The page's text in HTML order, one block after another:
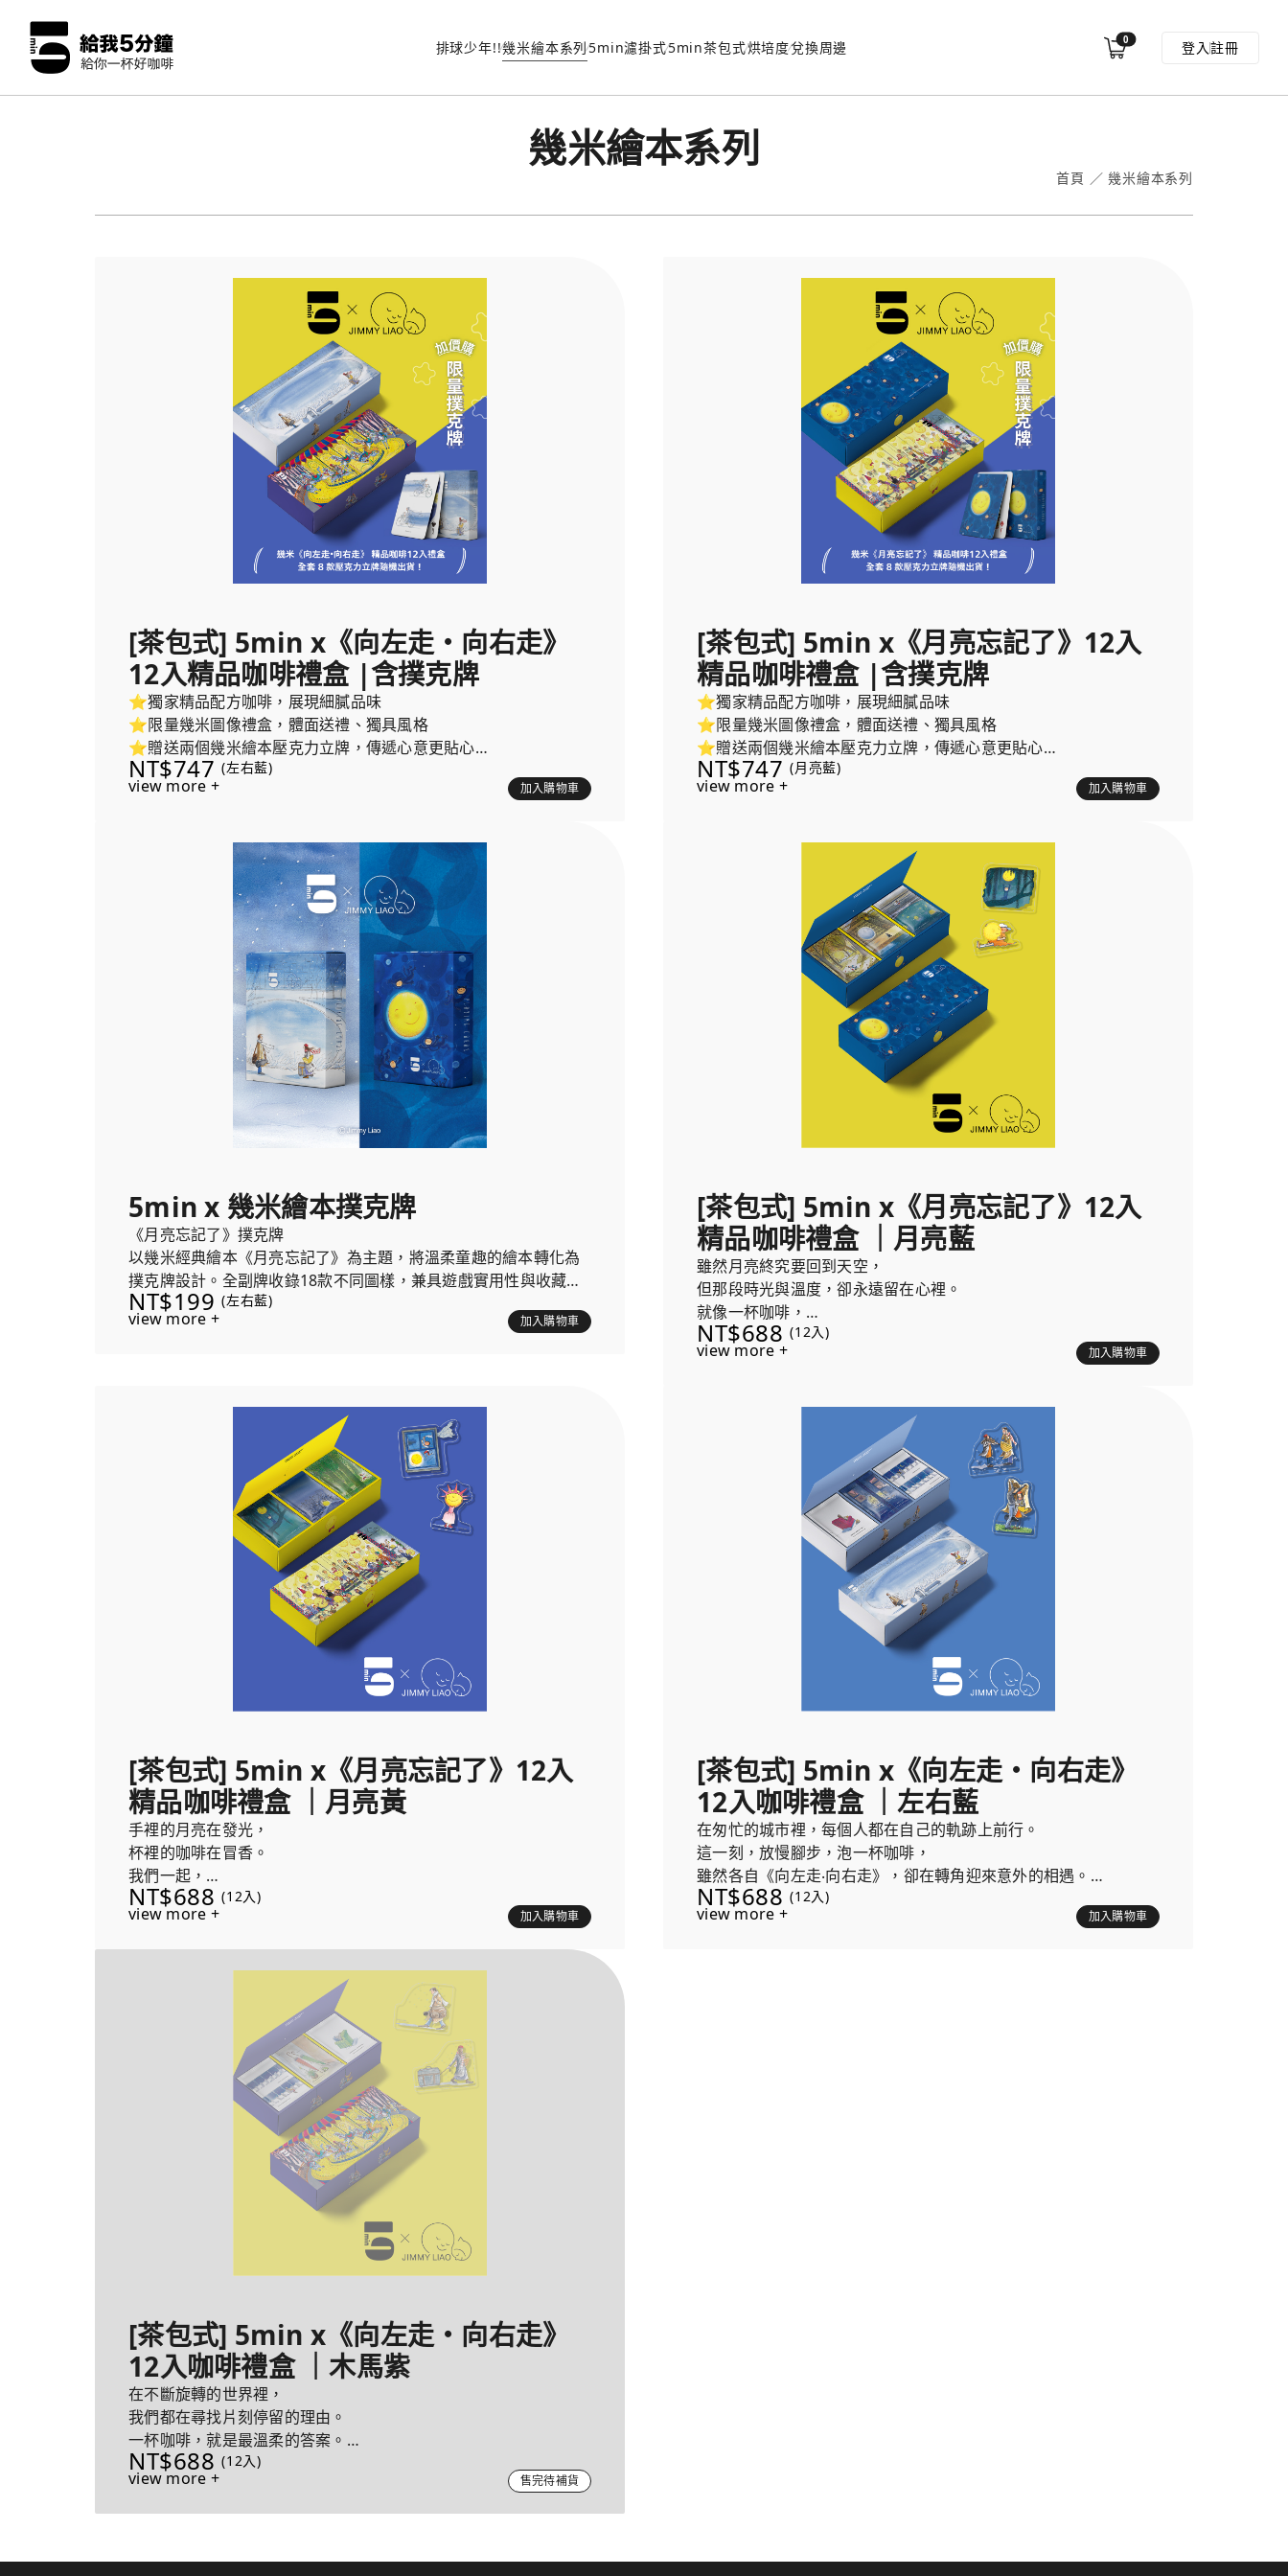
排球少年!!幾米繪本系列5min濾掛式5min茶包式烘培度兌換周邊 0 登入註冊
幾米繪本系列
首頁 ／幾米繪本系列
[茶包式] 5min x《向左走・向右走》
12入精品咖啡禮盒 |含撲克牌
⭐獨家精品配方咖啡，展現細膩品味
⭐限量幾米圖像禮盒，體面送禮、獨具風格
⭐贈送兩個幾米繪本壓克力立牌，傳遞心意更貼心
內容物包含：
2. 《向左走・向右走》撲克牌
NT$747 (左右藍)
view more + 加入購物車
[茶包式] 5min x《月亮忘記了》12入
精品咖啡禮盒 |含撲克牌
⭐獨家精品配方咖啡，展現細膩品味
⭐限量幾米圖像禮盒，體面送禮、獨具風格
⭐贈送兩個幾米繪本壓克力立牌，傳遞心意更貼心
內容物包含：
NT$747 (月亮藍)
view more + 加入購物車
5min x 幾米繪本撲克牌
《月亮忘記了》撲克牌
以幾米經典繪本《月亮忘記了》為主題，將溫柔童趣的繪本轉化為
撲克牌設計。全副牌收錄18款不同圖樣，兼具遊戲實用性與收藏價
值，適合送禮與日常使用。
NT$199 (左右藍)
view more + 加入購物車
[茶包式] 5min x《月亮忘記了》12入
精品咖啡禮盒 ｜月亮藍
雖然月亮終究要回到天空，
但那段時光與溫度，卻永遠留在心裡。
就像一杯咖啡，
入口時的溫暖稍縱即逝，
而咖啡的香氣，
每盒隨機贈送兩個《月亮忘記了》繪本壓克力立牌，陪您一起沈浸
NT$688 (12入)
view more + 加入購物車
[茶包式] 5min x《月亮忘記了》12入
精品咖啡禮盒 ｜月亮黃
手裡的月亮在發光，
杯裡的咖啡在冒香。
我們一起，
把夜晚點亮。
每盒隨機贈送兩個《月亮忘記了》繪本壓克力立牌，陪您一起沈浸
NT$688 (12入)
view more + 加入購物車
[茶包式] 5min x《向左走・向右走》
12入咖啡禮盒 ｜左右藍
在匆忙的城市裡，每個人都在自己的軌跡上前行。
這一刻，放慢腳步，泡一杯咖啡，
雖然各自《向左走‧向右走》，卻在轉角迎來意外的相遇。
這份香氣，為生活留下溫柔的交會。
NT$688 (12入)
view more + 加入購物車
[茶包式] 5min x《向左走・向右走》
12入咖啡禮盒 ｜木馬紫
在不斷旋轉的世界裡，
我們都在尋找片刻停留的理由。
一杯咖啡，就是最溫柔的答案。
每盒隨機贈送兩個《向左走‧向右走》繪本壓克力立牌，陪您一起沈
浸咖啡溫暖時光
NT$688 (12入)
view more + 售完待補貨